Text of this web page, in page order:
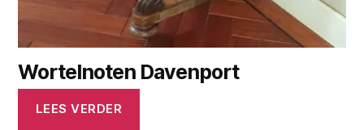
Wortelnoten Davenport
LEES VERDER